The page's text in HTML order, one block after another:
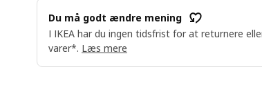
Du må godt ændre mening
I IKEA har du ingen tidsfrist for at returnere
varer*. Læs mere